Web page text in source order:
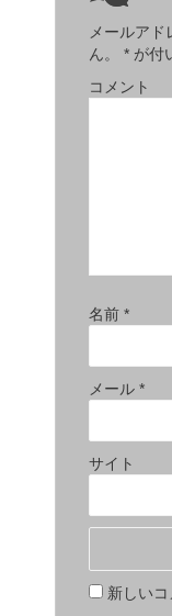
メールアド
ん。
* が付
コメント
名前 *
メール *
サイト
新しい